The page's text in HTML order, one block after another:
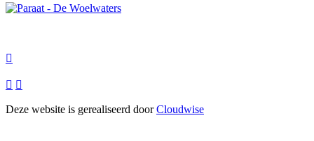

 
Deze website is gerealiseerd doorCloudwise